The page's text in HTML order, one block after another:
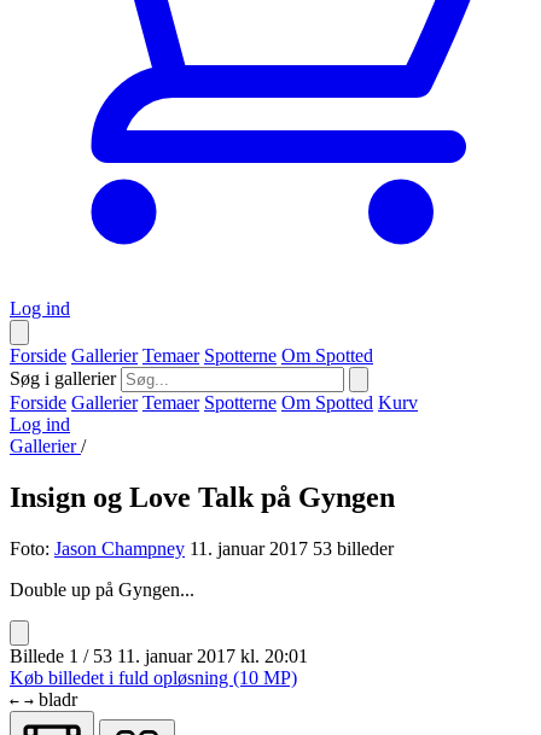
Log ind
Forside Gallerier Temaer Spotterne Om Spotted
Søg i gallerier
Forside Gallerier Temaer Spotterne Om Spotted Kurv
Log ind
Gallerier/
Insign og Love Talk på Gyngen
Foto: Jason Champney 11. januar 2017 53 billeder
Double up på Gyngen...
Billede 1 / 53 11. januar 2017 kl. 20:01
Køb billedet i fuld opløsning (10 MP)
← → bladr